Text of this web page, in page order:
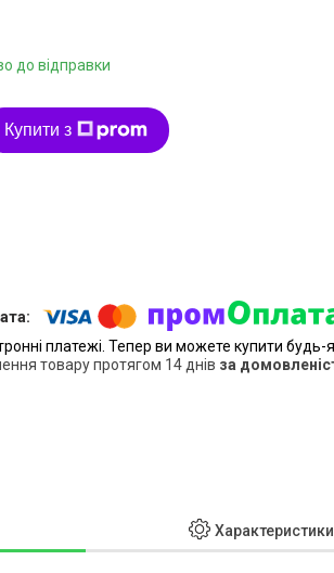
до відправки
Купити з
платежі. Тепер ви можете купити
товару протягом 14 днів за
Характеристики